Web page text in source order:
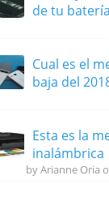
de tu batería
Cual es el
baja del
Esta es la
inalámbrica
by Arianne Oria